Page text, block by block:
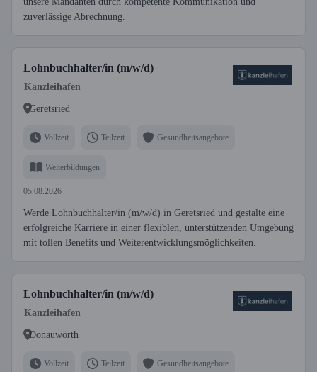
zuverlässige Abrechnung.
Lohnbuchhalter/in (m/w/d)
Kanzleihafen
Geretsried
Vollzeit Teilzeit Gesundheitsangebote
Weiterbildungen
05.08.2026
Werde Lohnbuchhalter/in (m/w/d) in Geretsried und gestalte eine
erfolgreiche Karriere in einer flexiblen, unterstützenden Umgebung
mit tollen Benefits und Weiterentwicklungsmöglichkeiten.
Lohnbuchhalter/in (m/w/d)
Kanzleihafen
Donauwörth
Vollzeit Teilzeit Gesundheitsangebote